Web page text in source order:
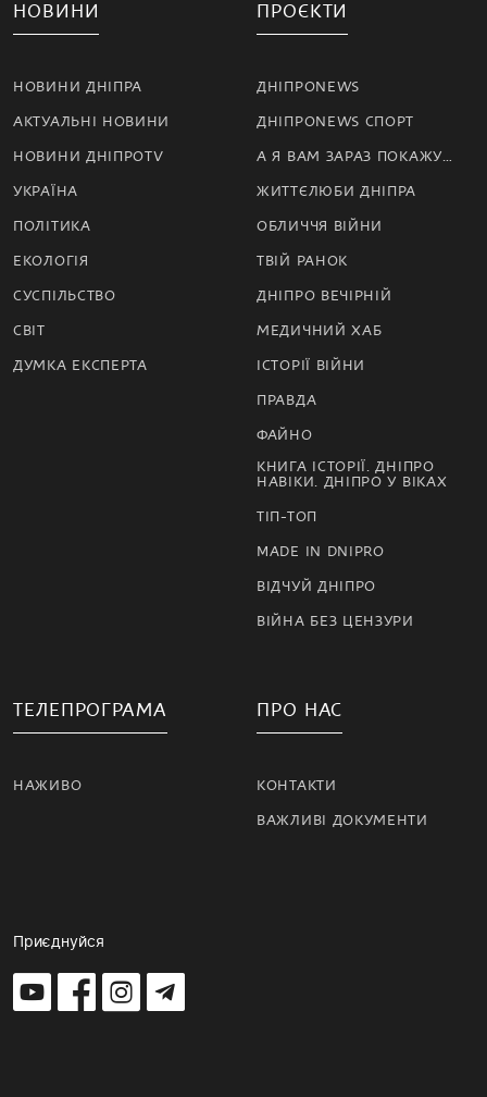
НОВИНИ
НОВИНИ ДНІПРА
АКТУАЛЬНІ НОВИНИ
НОВИНИ ДНІПРОTV
УКРАЇНА
ПОЛІТИКА
ЕКОЛОГІЯ
СУСПІЛЬСТВО
СВІТ
ДУМКА ЕКСПЕРТА
ПРОЄКТИ
ДНІПРОNEWS
ДНІПРОNEWS СПОРТ
А Я ВАМ ЗАРАЗ ПОКАЖУ…
ЖИТТЄЛЮБИ ДНІПРА
ОБЛИЧЧЯ ВІЙНИ
ТВІЙ РАНОК
ДНІПРО ВЕЧІРНІЙ
МЕДИЧНИЙ ХАБ
ІСТОРІЇ ВІЙНИ
ПРАВДА
ФАЙНО
КНИГА ІСТОРІЇ. ДНІПРО
НАВІКИ. ДНІПРО У ВІКАХ
ТІП-ТОП
MADE IN DNIPRO
ВІДЧУЙ ДНІПРО
ВІЙНА БЕЗ ЦЕНЗУРИ
ТЕЛЕПРОГРАМА
НАЖИВО
ПРО НАС
КОНТАКТИ
ВАЖЛИВІ ДОКУМЕНТИ
Приєднуйся